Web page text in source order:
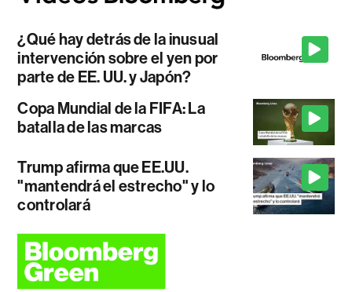
¿Qué hay detrás de la inusual
intervención sobre el yen por
parte de EE. UU. y Japón?
Copa Mundial de la FIFA: La
batalla de las marcas
Trump afirma que EE.UU.
"mantendrá el estrecho" y lo
controlará